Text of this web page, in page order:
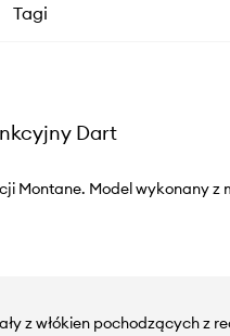
Tagi
Dart
Montane. Model wykonany z
z włókien pochodzących z